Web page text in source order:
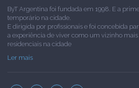
ByT Argentina foi fundada em 1998. E a
temporário na cidade.
E dirigida por profissionais e foi concebida
a experiência de viver como um vizinho
residenciais na cidade
Ler mais